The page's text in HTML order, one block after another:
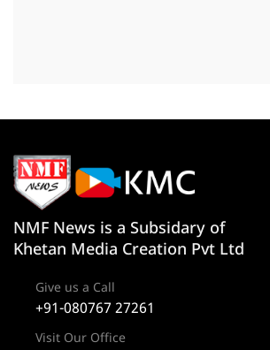
NMF News is a Subsidary of
Khetan Media Creation Pvt Ltd
Give us a Call
+91-080767 27261
Visit Our Office